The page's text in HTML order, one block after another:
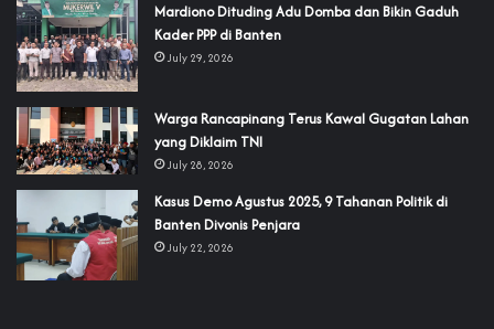
‎Mardiono Dituding Adu Domba dan Bikin Gaduh
Kader PPP di Banten
July 29, 2026
‎Warga Rancapinang Terus Kawal Gugatan Lahan
yang Diklaim TNI‎‎
July 28, 2026
‎Kasus Demo Agustus 2025, 9 Tahanan Politik di
Banten Divonis Penjara
July 22, 2026